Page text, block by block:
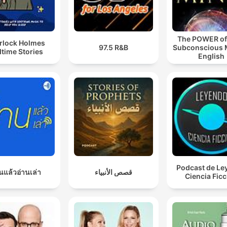
Holmes
Stories
97.5 R&B
The POWER
Subconscious
English
แล้วอ่านเล่า قصص الأنبياء
Podcast de
Ciencia